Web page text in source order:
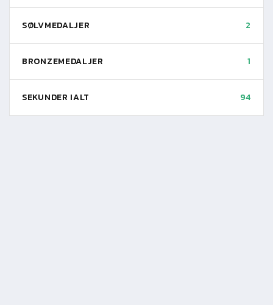
SØLVMEDALJER 2
BRONZEMEDALJER 1
SEKUNDER IALT 94